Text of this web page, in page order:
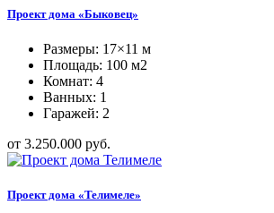
Проект дома «Быковец»
Размеры: 17×11 м
Площадь: 100 м2
Комнат: 4
Ванных: 1
Гаражей: 2
от 3.250.000 руб.
Проект дома «Телимеле»